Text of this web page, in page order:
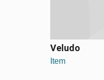
Veludo
Item